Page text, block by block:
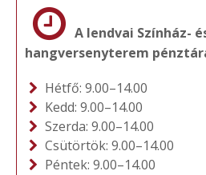
A lendvai Színház-
hangversenyterem
Hétfő: 9.00–14.00
Kedd: 9.00–14.00
Szerda: 9.00–14.00
Csütörtök: 9.00–14.00
Péntek: 9.00–14.00